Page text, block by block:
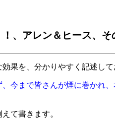
、アレン＆ヒース、そ
果を、分かりやすく記述して
今まで皆さんが煙に巻かれ
えて書きます。